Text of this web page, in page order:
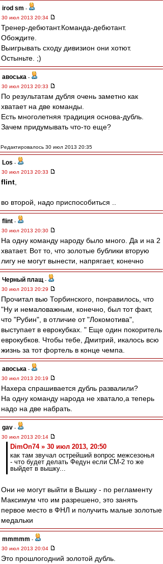
irod sm -
30 июл 2013 20:34
Тренер-дебютант.Команда-дебютант.
Обождите.
Выигрывать сходу дивизион они хотют.
Остыньте. ;)
авоська -
30 июл 2013 20:33
По результатам дубля очень заметно как
хватает на две команды.
Есть многолетняя традиция основа-дубль.
Зачем придумывать что-то еще?
Редактировалось 30 июл 2013 20:35
Los -
30 июл 2013 20:33
flint
во второй, надо приспособиться ..
flint -
30 июл 2013 20:30
На одну команду народу было много. Да и на 2
хватает. Вот то, что золотые бублики вторую
лигу не могут вынести, напрягает, конечно
Черный плащ -
30 июл 2013 20:29
Прочитал вью Торбинского, понравилось, что
"Ну и немаловажным, конечно, был тот факт,
что "Рубин", в отличие от "Локомотива",
выступает в еврокубках. " Еще один покоритель
еврокубков. Чтобы тебе, Дмитрий, икалось всю
жизнь за тот фортель в конце чемпа.
авоська -
30 июл 2013 20:19
Нахера спрашивается дубль развалили?
На одну команду народа не хватало,а теперь
надо на две набрать.
gav -
30 июл 2013 20:14
DimOn74 » 30 июл 2013, 20:50
как там звучал острейший вопрос межсезонья
- что будет делать Федун если СМ-2 то же
выйдет в вышку...
Они не могут выйти в Вышку - по регламенту
Максимум что им разрешено, это занять
первое место в ФНЛ и получить малые золотые
медальки
mmmmm -
30 июл 2013 20:04
Это прошлогодний золотой дубль.